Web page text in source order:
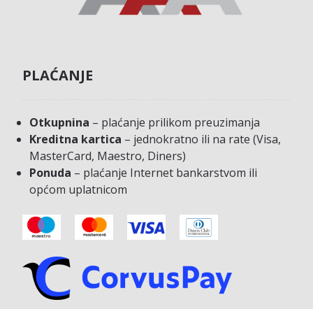
PLAĆANJE
Otkupnina – plaćanje prilikom preuzimanja
Kreditna kartica – jednokratno ili na rate (Visa,
MasterCard, Maestro, Diners)
Ponuda – plaćanje Internet bankarstvom ili
općom uplatnicom